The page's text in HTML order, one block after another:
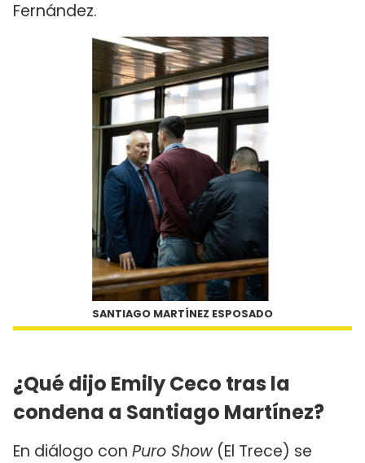
Fernández.
SANTIAGO MARTÍNEZ ESPOSADO
¿Qué dijo Emily Ceco tras la
condena a Santiago Martínez?
En diálogo con Puro Show(El Trece) se